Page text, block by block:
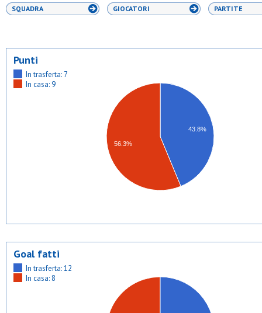
SQUADRA GIOCATORI PARTITE
43.8%
56.3%
Punti
In trasferta: 7
In casa: 9
Goal fatti
In trasferta: 12
In casa: 8